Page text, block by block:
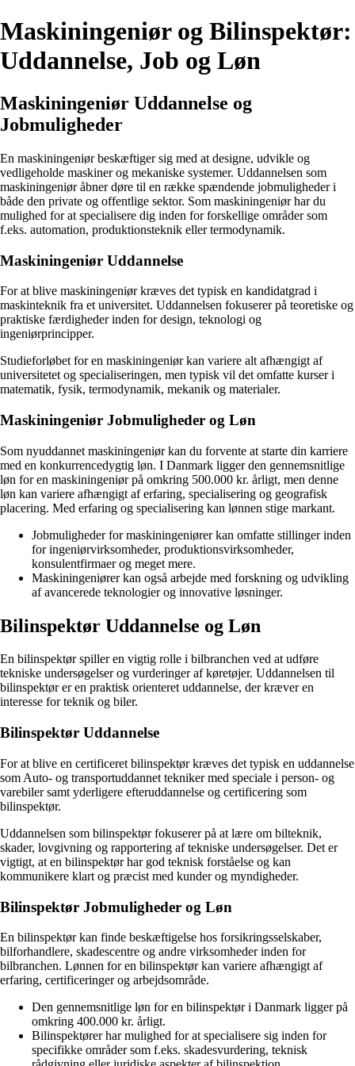
Maskiningeniør og Bilinspektør:
Uddannelse, Job og Løn
Maskiningeniør Uddannelse og
Jobmuligheder
En maskiningeniør beskæftiger sig med at designe, udvikle og
vedligeholde maskiner og mekaniske systemer. Uddannelsen som
maskiningeniør åbner døre til en række spændende jobmuligheder i
både den private og offentlige sektor. Som maskiningeniør har du
mulighed for at specialisere dig inden for forskellige områder som
f.eks. automation, produktionsteknik eller termodynamik.
Maskiningeniør Uddannelse
For at blive maskiningeniør kræves det typisk en kandidatgrad i
maskinteknik fra et universitet. Uddannelsen fokuserer på teoretiske og
praktiske færdigheder inden for design, teknologi og
ingeniørprincipper.
Studieforløbet for en maskiningeniør kan variere alt afhængigt af
universitetet og specialiseringen, men typisk vil det omfatte kurser i
matematik, fysik, termodynamik, mekanik og materialer.
Maskiningeniør Jobmuligheder og Løn
Som nyuddannet maskiningeniør kan du forvente at starte din karriere
med en konkurrencedygtig løn. I Danmark ligger den gennemsnitlige
løn for en maskiningeniør på omkring 500.000 kr. årligt, men denne
løn kan variere afhængigt af erfaring, specialisering og geografisk
placering. Med erfaring og specialisering kan lønnen stige markant.
Jobmuligheder for maskiningeniører kan omfatte stillinger inden
for ingeniørvirksomheder, produktionsvirksomheder,
konsulentfirmaer og meget mere.
Maskiningeniører kan også arbejde med forskning og udvikling
af avancerede teknologier og innovative løsninger.
Bilinspektør Uddannelse og Løn
En bilinspektør spiller en vigtig rolle i bilbranchen ved at udføre
tekniske undersøgelser og vurderinger af køretøjer. Uddannelsen til
bilinspektør er en praktisk orienteret uddannelse, der kræver en
interesse for teknik og biler.
Bilinspektør Uddannelse
For at blive en certificeret bilinspektør kræves det typisk en uddannelse
som Auto- og transportuddannet tekniker med speciale i person- og
varebiler samt yderligere efteruddannelse og certificering som
bilinspektør.
Uddannelsen som bilinspektør fokuserer på at lære om bilteknik,
skader, lovgivning og rapportering af tekniske undersøgelser. Det er
vigtigt, at en bilinspektør har god teknisk forståelse og kan
kommunikere klart og præcist med kunder og myndigheder.
Bilinspektør Jobmuligheder og Løn
En bilinspektør kan finde beskæftigelse hos forsikringsselskaber,
bilforhandlere, skadescentre og andre virksomheder inden for
bilbranchen. Lønnen for en bilinspektør kan variere afhængigt af
erfaring, certificeringer og arbejdsområde.
Den gennemsnitlige løn for en bilinspektør i Danmark ligger på
omkring 400.000 kr. årligt.
Bilinspektører har mulighed for at specialisere sig inden for
specifikke områder som f.eks. skadesvurdering, teknisk